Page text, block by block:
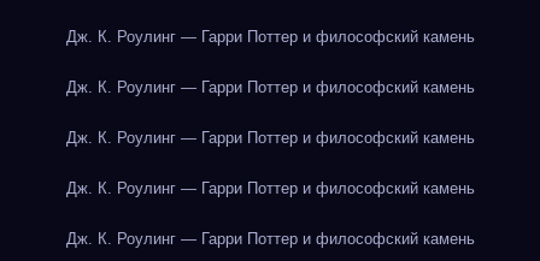
Дж. К. Роулинг — Гарри Поттер и философский камень
Дж. К. Роулинг — Гарри Поттер и философский камень
Дж. К. Роулинг — Гарри Поттер и философский камень
Дж. К. Роулинг — Гарри Поттер и философский камень
Дж. К. Роулинг — Гарри Поттер и философский камень